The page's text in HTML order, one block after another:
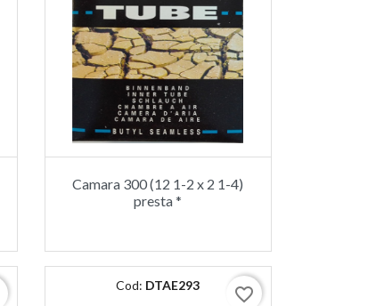
Camara 300 (12 1-2 x 2 1-4)
presta *
Cod: DTAE293 favorite_border